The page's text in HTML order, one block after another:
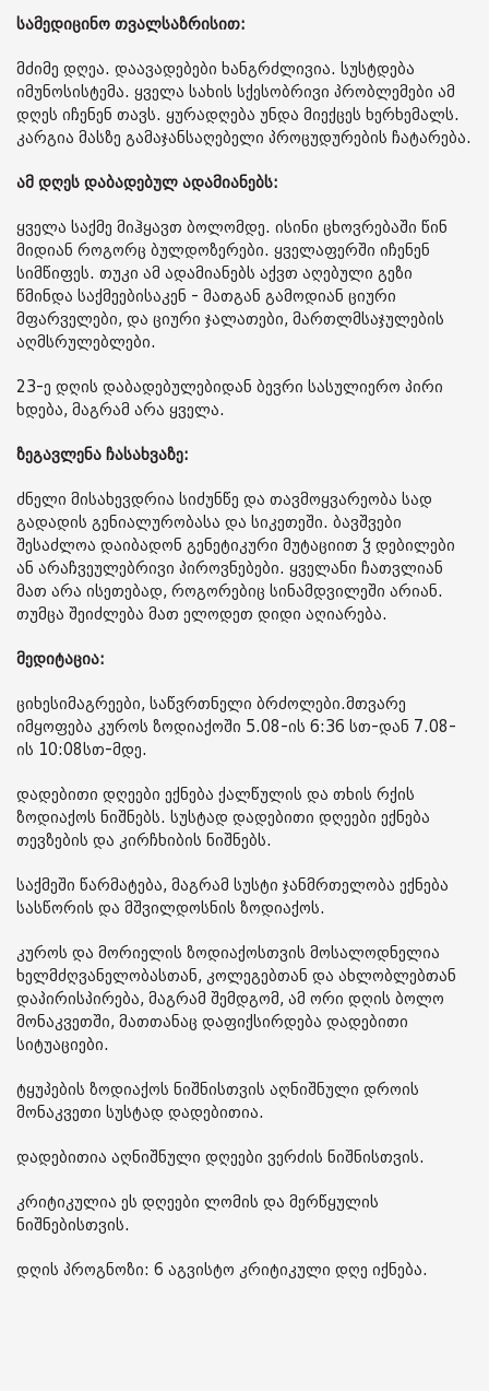
სამედიცინო თვალსაზრისით:
მძიმე დღეა. დაავადებები ხანგრძლივია. სუსტდება
იმუნოსისტემა. ყველა სახის სქესობრივი პრობლემები ამ
დღეს იჩენენ თავს. ყურადღება უნდა მიექცეს ხერხემალს.
კარგია მასზე გამაჯანსაღებელი პროცუდურების ჩატარება.
ამ დღეს დაბადებულ ადამიანებს:
ყველა საქმე მიჰყავთ ბოლომდე. ისინი ცხოვრებაში წინ
მიდიან როგორც ბულდოზერები. ყველაფერში იჩენენ
სიმწიფეს. თუკი ამ ადამიანებს აქვთ აღებული გეზი
წმინდა საქმეებისაკენ - მათგან გამოდიან ციური
მფარველები, და ციური ჯალათები, მართლმსაჯულების
აღმსრულებლები.
23-ე დღის დაბადებულებიდან ბევრი სასულიერო პირი
ხდება, მაგრამ არა ყველა.
ზეგავლენა ჩასახვაზე:
ძნელი მისახევდრია სიძუნწე და თავმოყვარეობა სად
გადადის გენიალურობასა და სიკეთეში. ბავშვები
შესაძლოა დაიბადონ გენეტიკური მუტაციით ჴ დებილები
ან არაჩვეულებრივი პიროვნებები. ყველანი ჩათვლიან
მათ არა ისეთებად, როგორებიც სინამდვილეში არიან.
თუმცა შეიძლება მათ ელოდეთ დიდი აღიარება.
მედიტაცია:
ციხესიმაგრეები, საწვრთნელი ბრძოლები.მთვარე
იმყოფება კუროს ზოდიაქოში 5.08-ის 6:36 სთ-დან 7.08-
ის 10:08სთ-მდე.
დადებითი დღეები ექნება ქალწულის და თხის რქის
ზოდიაქოს ნიშნებს. სუსტად დადებითი დღეები ექნება
თევზების და კირჩხიბის ნიშნებს.
საქმეში წარმატება, მაგრამ სუსტი ჯანმრთელობა ექნება
სასწორის და მშვილდოსნის ზოდიაქოს.
კუროს და მორიელის ზოდიაქოსთვის მოსალოდნელია
ხელმძღვანელობასთან, კოლეგებთან და ახლობლებთან
დაპირისპირება, მაგრამ შემდგომ, ამ ორი დღის ბოლო
მონაკვეთში, მათთანაც დაფიქსირდება დადებითი
სიტუაციები.
ტყუპების ზოდიაქოს ნიშნისთვის აღნიშნული დროის
მონაკვეთი სუსტად დადებითია.
დადებითია აღნიშნული დღეები ვერძის ნიშნისთვის.
კრიტიკულია ეს დღეები ლომის და მერწყულის
ნიშნებისთვის.
დღის პროგნოზი: 6 აგვისტო კრიტიკული დღე იქნება.